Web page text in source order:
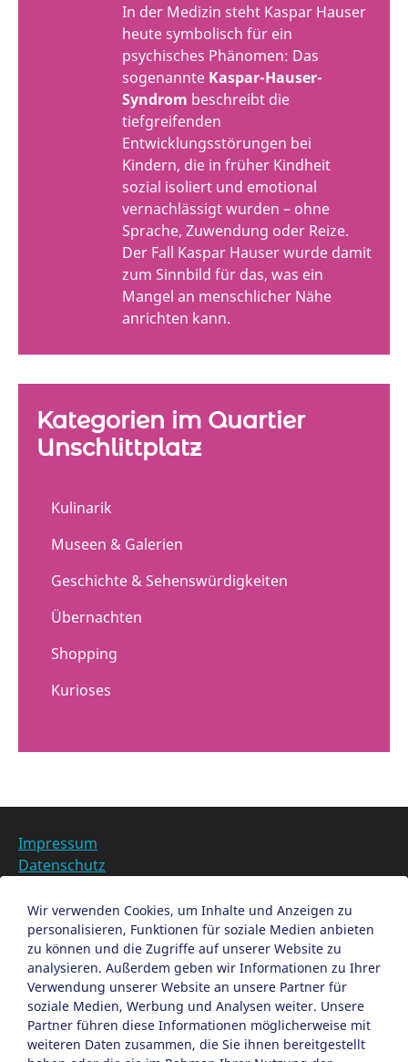
In der Medizin steht Kaspar Hauser
heute symbolisch für ein
psychisches Phänomen: Das
sogenannte Kaspar-Hauser-
Syndrom beschreibt die
tiefgreifenden
Entwicklungsstörungen bei
Kindern, die in früher Kindheit
sozial isoliert und emotional
vernachlässigt wurden – ohne
Sprache, Zuwendung oder Reize.
Der Fall Kaspar Hauser wurde damit
zum Sinnbild für das, was ein
Mangel an menschlicher Nähe
anrichten kann.
Kategorien im Quartier
Unschlittplatz
Kulinarik
Museen & Galerien
Geschichte & Sehenswürdigkeiten
Übernachten
Shopping
Kurioses
Impressum
Datenschutz
Datenschutzeinstellungen anpassen
EN
Ein Projekt der Congress- und Tourismus-Zentrale
Nürnberg
Facebook
X Instagram
Wir verwenden Cookies, um Inhalte und Anzeigen zu
personalisieren, Funktionen für soziale Medien anbieten
zu können und die Zugriffe auf unserer Website zu
analysieren. Außerdem geben wir Informationen zu Ihrer
Verwendung unserer Website an unsere Partner für
soziale Medien, Werbung und Analysen weiter. Unsere
Partner führen diese Informationen möglicherweise mit
weiteren Daten zusammen, die Sie ihnen bereitgestellt